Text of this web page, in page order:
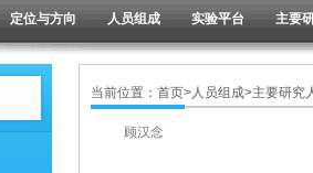
定位与方向 人员组成 实验平台 主要
当前位置： 首页>人员组成>主要研究
顾汉念